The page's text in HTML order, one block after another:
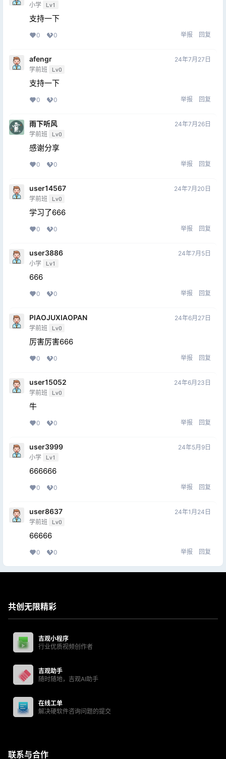
小学 Lv1
支持一下
0 0 举报 回复
afengr
学前班 Lv0
24年7月27日
支持一下
0 0 举报 回复
雨下听风
学前班 Lv0
24年7月26日
感谢分享
0 0 举报 回复
user14567
学前班 Lv0
24年7月20日
学习了666
0 0 举报 回复
user3886
小学 Lv1
24年7月5日
666
0 0 举报 回复
PIAOJUXIAOPAN
学前班 Lv0
24年6月27日
厉害厉害666
0 0 举报 回复
user15052
学前班 Lv0
24年6月23日
牛
0 0 举报 回复
user3999
小学 Lv1
24年5月9日
666666
0 0 举报 回复
user8637
学前班 Lv0
24年1月24日
66666
0 0 举报 回复
共创无限精彩
吉观小程序
行业优质视频创作者
吉观助手
随时随地，吉观AI助手
在线工单
解决硬软件咨询问题的提交
联系与合作